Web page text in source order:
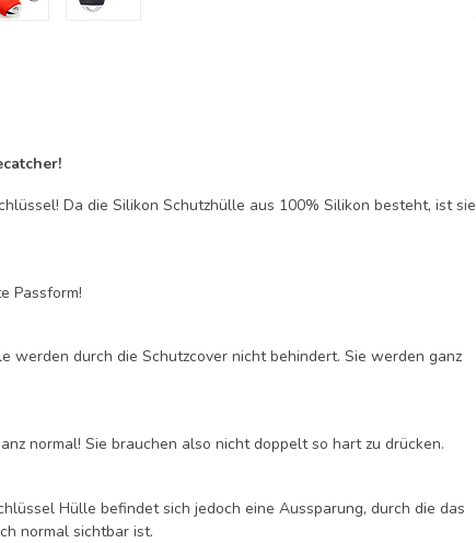
Da die Silikon Schutzhülle aus 100% Silikon besteht, ist sie
Passform!
werden durch die Schutzcover nicht behindert. Sie werden ganz
normal! Sie brauchen also nicht doppelt so hart zu drücken.
Hülle befindet sich jedoch eine Aussparung, durch die das
normal sichtbar ist.